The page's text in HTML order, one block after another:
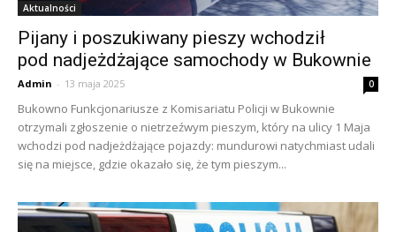
Aktualności
Pijany i poszukiwany pieszy wchodził
pod nadjeżdżające samochody w Bukownie
Admin - 13 maja 2025 0
Bukowno Funkcjonariusze z Komisariatu Policji w Bukownie
otrzymali zgłoszenie o nietrzeźwym pieszym, który na ulicy 1 Maja
wchodzi pod nadjeżdżające pojazdy: mundurowi natychmiast udali
się na miejsce, gdzie okazało się, że tym pieszym...